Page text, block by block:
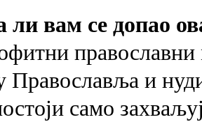
ли вам се допао
православни
Православља и
само